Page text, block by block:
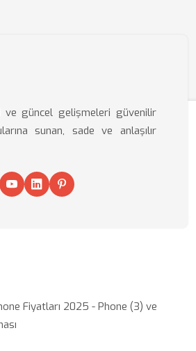
ve güncel gelişmeleri güvenilir
sunan, sade ve anlaşılır
Fiyatları 2025 - Phone (3) ve